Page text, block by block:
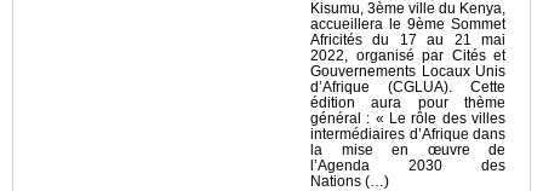
Kisumu, 3ème ville du Kenya,
accueillera le 9ème Sommet
Africités du 17 au 21 mai
2022, organisé par Cités et
Gouvernements Locaux Unis
d’Afrique (CGLUA). Cette
édition aura pour thème
général : « Le rôle des villes
intermédiaires d’Afrique dans
la mise en œuvre de
l’Agenda 2030 des
Nations (…)